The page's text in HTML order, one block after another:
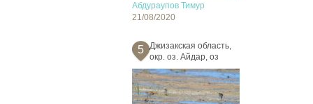
Абдураупов Тимур
21/08/2020
5
Джизакская область,
окр. оз. Айдар, оз